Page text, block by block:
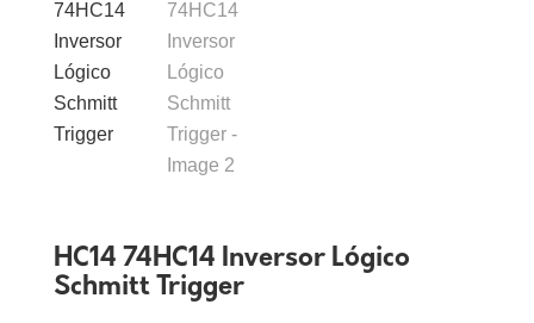
HC14 74HC14 Inversor Lógico
Schmitt Trigger